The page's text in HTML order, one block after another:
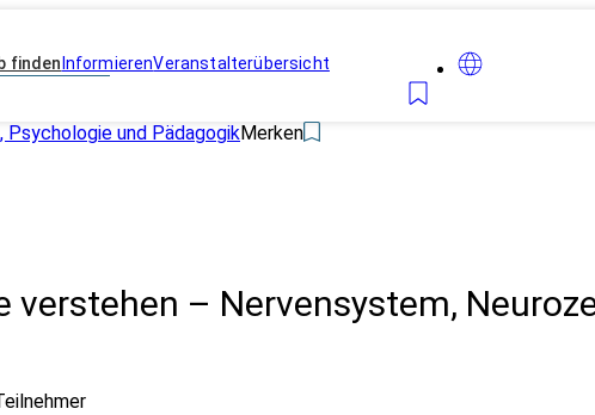
finden InformierenVeranstalterübersicht
und PädagogikMerken
verstehen – Nervensystem,